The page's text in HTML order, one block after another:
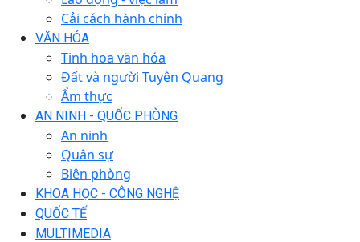
Cải cách hành chính
VĂN HÓA
Tinh hoa văn hóa
Đất và người Tuyên Quang
Ẩm thực
AN NINH - QUỐC PHÒNG
An ninh
Quân sự
Biên phòng
KHOA HỌC - CÔNG NGHỆ
QUỐC TẾ
MULTIMEDIA